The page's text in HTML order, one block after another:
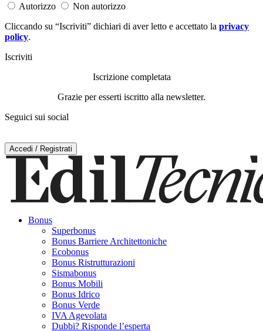
Autorizzo
Non autorizzo
Cliccando su “Iscriviti” dichiari di aver letto e accettato la privacy
policy.
Iscriviti
Iscrizione completata
Grazie per esserti iscritto alla newsletter.
Seguici sui social
Accedi / Registrati
Bonus
Superbonus
Bonus Barriere Architettoniche
Ecobonus
Bonus Ristrutturazioni
Sismabonus
Bonus Mobili
Bonus Idrico
Bonus Verde
IVA Agevolata
Dubbi? Risponde l’esperta